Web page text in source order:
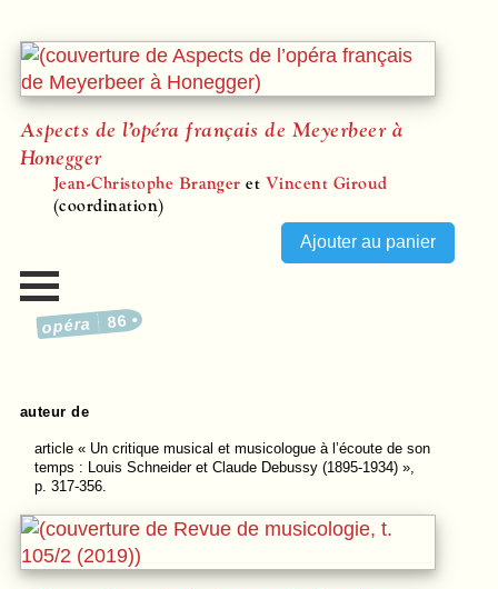
Aspects de l’opéra français de Meyerbeer à
Honegger
Jean-Christophe Branger et Vincent Giroud
(coordination)
opéra 86
auteur de
article« Un critique musical et musicologue à l’écoute de son
temps : Louis Schneider et Claude Debussy (1895-1934) »,
p. 317-356.